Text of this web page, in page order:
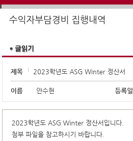
예·결산 현황
업무추진비 집행내역
물품 및 공사계약
수익자부담경비 집행내역
감사결과
학교발전기금 집행내역
기타
수익자부담경비 집행내역
제목 2023학년도 ASG Winter 정산서
이름 안수현 등록일
2023학년도 ASG Winter 정산서입니다.
첨부 파일을 참고하시기 바랍니다.